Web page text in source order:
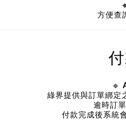
方便查
🔹
綠界提供與訂單綁定
逾時訂
付款完成後系統